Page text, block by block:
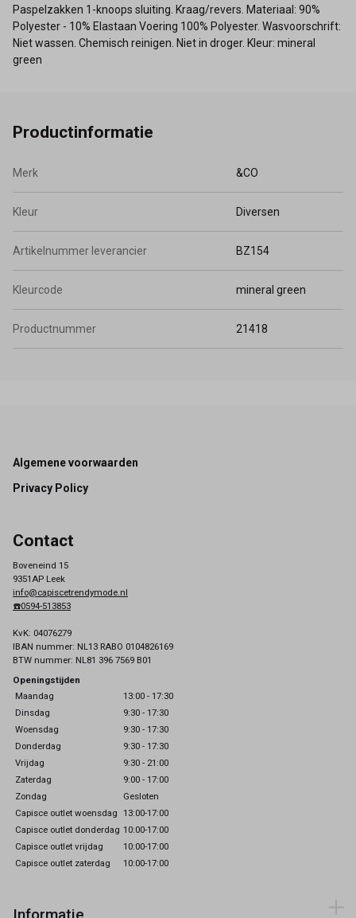
Paspelzakken 1-knoops sluiting. Kraag/revers. Materiaal: 90%
Polyester - 10% Elastaan Voering 100% Polyester. Wasvoorschrift:
Niet wassen. Chemisch reinigen. Niet in droger. Kleur: mineral
green
Productinformatie
Merk &CO
Kleur Diversen
Artikelnummer leverancier BZ154
Kleurcode mineral green
Productnummer 21418
Footer
Algemene voorwaarden
Privacy Policy
Contact
Boveneind 15
9351AP Leek
info@capiscetrendymode.nl
☎️0594-513853
KvK: 04076279
IBAN nummer: NL13 RABO 0104826169
BTW nummer: NL81 396 7569 B01
Openingstijden
Maandag
13:00 - 17:30
Dinsdag
9:30 - 17:30
Woensdag
9:30 - 17:30
Donderdag
9:30 - 17:30
Vrijdag
9:30 - 21:00
Zaterdag
9:00 - 17:00
Zondag
Gesloten
Capisce outlet woensdag 13:00-17:00
Capisce outlet donderdag 10:00-17:00
Capisce outlet vrijdag
10:00-17:00
Capisce outlet zaterdag
10:00-17:00